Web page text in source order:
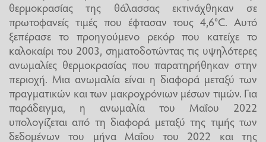
θερμοκρασίας της θάλασσας εκτινάχθηκαν σε
πρωτοφανείς τιμές που έφτασαν τους 4,6°C. Αυτό
ξεπέρασε το προηγούμενο ρεκόρ που κατείχε το
καλοκαίρι του 2003, σηματοδοτώντας τις υψηλότερες
ανωμαλίες θερμοκρασίας που παρατηρήθηκαν στην
περιοχή. Μια ανωμαλία είναι η διαφορά μεταξύ των
πραγματικών και των μακροχρόνιων μέσων τιμών. Για
παράδειγμα, η ανωμαλία του Μαΐου 2022
υπολογίζεται από τη διαφορά μεταξύ της τιμής των
δεδομένων του μήνα Μαΐου του 2022 και της